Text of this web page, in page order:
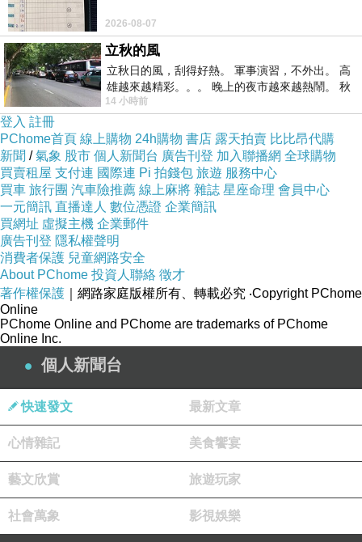
歇陣雨和長浪，也讓不少遊客旅程，大受影響。
(民視新聞 曾依翔、鄧山田 屏東縣報導)
新聞來源https://tw.news.yahoo.com/哈吉貝影
響-交通船疏散琉球遊客-110053637.html
如何開始學英文 自修英文學習英文單字 gept報
名 情境式英文外師 英文 hess美語學習網學好英
文 一對一英文家教費用 免費英文學習app免費學
英語網站 雅思英文單字 英文news英語會話家教
全民英檢gept英文自學往 伴讀家教英語 app 考
英文 學好英語
立即了解學習英文
學英文的方法 成人英語補習班 學英文的方法 成
人英語補習班
免費英語會話 幼兒美語家教 免費英語會話 幼兒
美語家教
看圖學英文單字 日常生活英語會話 看圖學英文
單字 日常生活英語會話
2026-08-07
立秋的風
立秋日的風，刮得好熱。 軍事演習，不外出。 高
雄越來越精彩。。。 晚上的夜市越來越熱鬧。 秋
天的風刮得很熱 夜遊消暑熱。。。
14 小時前
登入 註冊
PChome首頁 線上購物 24h購物 書店 露天拍賣 比比昂代購
新聞 /氣象 股市 個人新聞台 廣告刊登 加入聯播網 全球購物
買賣租屋 支付連 國際連 Pi 拍錢包 旅遊 服務中心
買車 旅行團 汽車險推薦 線上麻將 雜誌 星座命理 會員中心
一元簡訊 直播達人 數位憑證 企業簡訊
買網址 虛擬主機 企業郵件
廣告刊登 隱私權聲明
消費者保護 兒童網路安全
About PChome 投資人聯絡 徵才
著作權保護 ｜網路家庭版權所有、轉載必究 ‧Copyright PChome
Online
PChome Online and PChome are trademarks of PChome
Online Inc.
個人新聞台
快速發文 最新文章
心情雜記 美食饗宴
藝文欣賞 旅遊玩家
社會萬象 影視娛樂